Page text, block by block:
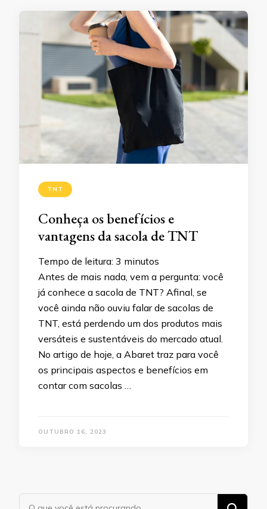
TNT
Conheça os benefícios e
vantagens da sacola de TNT
Tempo de leitura: 3 minutos
Antes de mais nada, vem a pergunta: você
já conhece a sacola de TNT? Afinal, se
você ainda não ouviu falar de sacolas de
TNT, está perdendo um dos produtos mais
versáteis e sustentáveis do mercado atual.
No artigo de hoje, a Abaret traz para você
os principais aspectos e benefícios em
contar com sacolas …
OUTUBRO 16, 2023
Procurando